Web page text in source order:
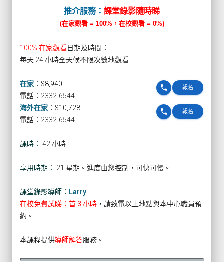
推介服務： 課堂錄影隨時睇
(在家觀看 = 100%，在校觀看 = 0%)
100% 在家觀看日期及時間：
每天 24 小時全天候不限次數地觀看
在家 ： $8,940 報名
phone
電話：2332-6544
海外在家 ： $10,728 報名
phone
電話：2332-6544
課時： 42 小時
享用時期： 21 星期。進度由您控制，可快可慢。
課堂錄影導師： Larry
在校免費試睇：首 3 小時 ，請致電以上地點與本中心職員預
約。
本課程提供導師解答服務。